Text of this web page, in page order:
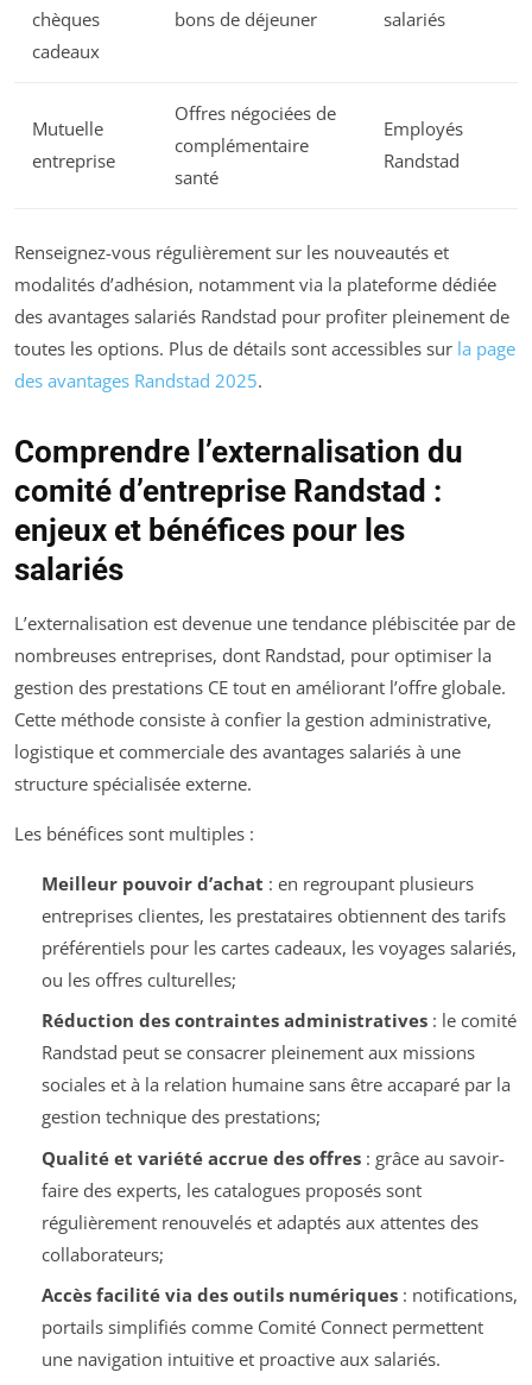
chèques
cadeaux
bons de déjeuner
salariés
Mutuelle
entreprise
Offres négociées de
complémentaire
santé
Employés
Randstad
Renseignez-vous régulièrement sur les nouveautés et
modalités d’adhésion, notamment via la plateforme dédiée
des avantages salariés Randstad pour profiter pleinement de
toutes les options. Plus de détails sont accessibles sur la page
des avantages Randstad 2025.
Comprendre l’externalisation du
comité d’entreprise Randstad :
enjeux et bénéfices pour les
salariés
L’externalisation est devenue une tendance plébiscitée par de
nombreuses entreprises, dont Randstad, pour optimiser la
gestion des prestations CE tout en améliorant l’offre globale.
Cette méthode consiste à confier la gestion administrative,
logistique et commerciale des avantages salariés à une
structure spécialisée externe.
Les bénéfices sont multiples :
Meilleur pouvoir d’achat : en regroupant plusieurs
entreprises clientes, les prestataires obtiennent des tarifs
préférentiels pour les cartes cadeaux, les voyages salariés,
ou les offres culturelles;
Réduction des contraintes administratives: le comité
Randstad peut se consacrer pleinement aux missions
sociales et à la relation humaine sans être accaparé par la
gestion technique des prestations;
Qualité et variété accrue des offres: grâce au savoir-
faire des experts, les catalogues proposés sont
régulièrement renouvelés et adaptés aux attentes des
collaborateurs;
Accès facilité via des outils numériques: notifications,
portails simplifiés comme Comité Connect permettent
une navigation intuitive et proactive aux salariés.